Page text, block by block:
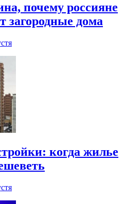
почему россияне
загородные дома
когда жилье